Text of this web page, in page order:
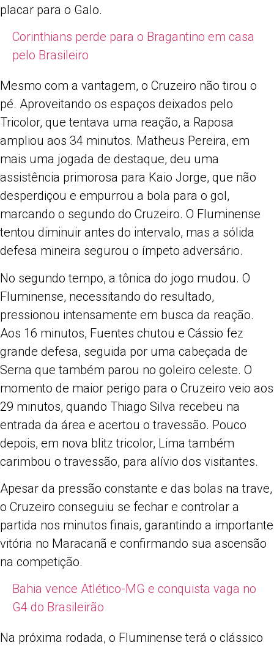
placar para o Galo.
Corinthians perde para o Bragantino em casa
pelo Brasileiro
Mesmo com a vantagem, o Cruzeiro não tirou o
pé. Aproveitando os espaços deixados pelo
Tricolor, que tentava uma reação, a Raposa
ampliou aos 34 minutos. Matheus Pereira, em
mais uma jogada de destaque, deu uma
assistência primorosa para Kaio Jorge, que não
desperdiçou e empurrou a bola para o gol,
marcando o segundo do Cruzeiro. O Fluminense
tentou diminuir antes do intervalo, mas a sólida
defesa mineira segurou o ímpeto adversário.
No segundo tempo, a tônica do jogo mudou. O
Fluminense, necessitando do resultado,
pressionou intensamente em busca da reação.
Aos 16 minutos, Fuentes chutou e Cássio fez
grande defesa, seguida por uma cabeçada de
Serna que também parou no goleiro celeste. O
momento de maior perigo para o Cruzeiro veio aos
29 minutos, quando Thiago Silva recebeu na
entrada da área e acertou o travessão. Pouco
depois, em nova blitz tricolor, Lima também
carimbou o travessão, para alívio dos visitantes.
Apesar da pressão constante e das bolas na trave,
o Cruzeiro conseguiu se fechar e controlar a
partida nos minutos finais, garantindo a importante
vitória no Maracanã e confirmando sua ascensão
na competição.
Bahia vence Atlético-MG e conquista vaga no
G4 do Brasileirão
Na próxima rodada, o Fluminense terá o clássico